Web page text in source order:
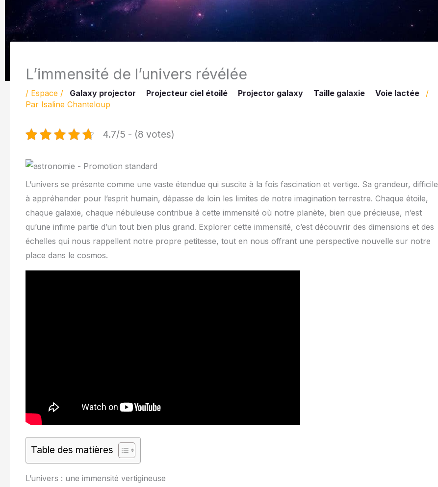
L’immensité de l’univers révélée
/ Espace / Galaxy projector Projecteur ciel étoilé Projector galaxy Taille galaxie Voie lactée
/
Par Isaline Chanteloup
4.7/5 - (8 votes)
L’univers se présente comme une vaste étendue qui suscite à la fois fascination et vertige. Sa grandeur, difficile
à appréhender pour l’esprit humain, dépasse de loin les limites de notre imagination terrestre. Chaque étoile,
chaque galaxie, chaque nébuleuse contribue à cette immensité où notre planète, bien que précieuse, n’est
qu’une infime partie d’un tout bien plus grand. Explorer cette immensité, c’est découvrir des dimensions et des
échelles qui nous rappellent notre propre petitesse, tout en nous offrant une perspective nouvelle sur notre
place dans le cosmos.
Table des matières
L’univers : une immensité vertigineuse